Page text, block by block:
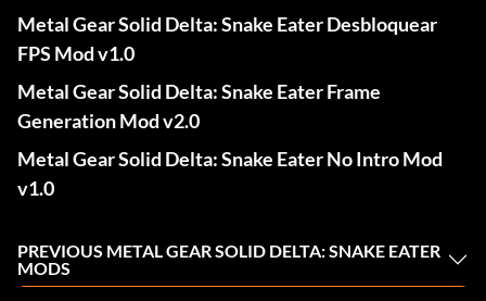
Metal Gear Solid Delta: Snake Eater Desbloquear
FPS Mod v1.0
Metal Gear Solid Delta: Snake Eater Frame
Generation Mod v2.0
Metal Gear Solid Delta: Snake Eater No Intro Mod
v1.0
PREVIOUS METAL GEAR SOLID DELTA: SNAKE EATER
MODS